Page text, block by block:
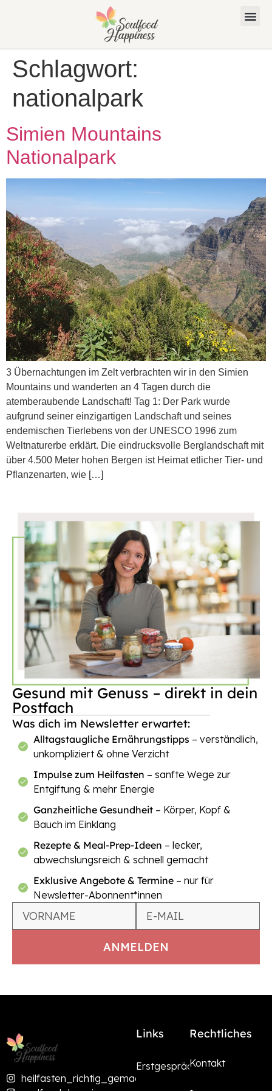
Schlagwort:
nationalpark
Simien Mountains
Nationalpark
3 Übernachtungen im Zelt verbrachten wir in den Simien
Mountains und wanderten an 4 Tagen durch die
atemberaubende Landschaft! Tag 1: Der Park wurde
aufgrund seiner einzigartigen Landschaft und seines
endemischen Tierlebens von der UNESCO 1996 zum
Weltnaturerbe erklärt. Die eindrucksvolle Berglandschaft mit
über 4.500 Meter hohen Bergen ist Heimat etlicher Tier- und
Pflanzenarten, wie […]
Gesund mit Genuss – direkt in dein
Postfach
Was dich im Newsletter erwartet:
Alltagstaugliche Ernährungstipps – verständlich,
unkompliziert & ohne Verzicht
Impulse zum Heilfasten – sanfte Wege zur
Entgiftung & mehr Energie
Ganzheitliche Gesundheit – Körper, Kopf &
Bauch im Einklang
Rezepte & Meal-Prep-Ideen – lecker,
abwechslungsreich & schnell gemacht
Exklusive Angebote & Termine – nur für
Newsletter-Abonnent*innen
heilfasten_richtig_gemacht
Links
Erstgespräch
Rechtliches
Kontakt